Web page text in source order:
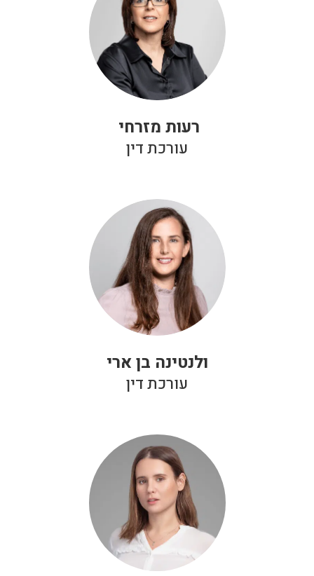
רעות מזרחי
עורכת דין
ולנטינה בן ארי
עורכת דין